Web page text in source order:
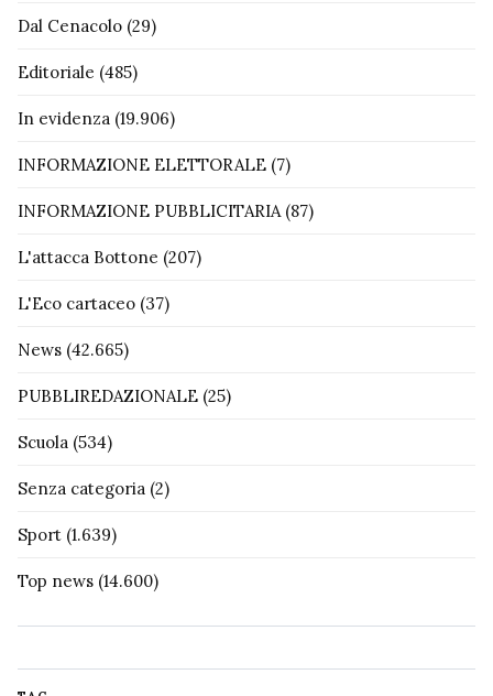
Dal Cenacolo (29)
Editoriale (485)
In evidenza (19.906)
INFORMAZIONE ELETTORALE (7)
INFORMAZIONE PUBBLICITARIA(87)
L'attacca Bottone (207)
L'Eco cartaceo (37)
News (42.665)
PUBBLIREDAZIONALE (25)
Scuola (534)
Senza categoria (2)
Sport (1.639)
Top news (14.600)